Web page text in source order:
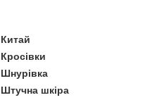
Китай
Кросівки
Шнурівка
Штучна шкіра